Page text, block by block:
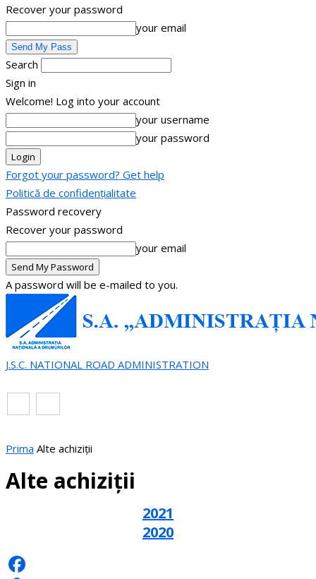
Recover your password
your email
Search
Sign in
Welcome! Log into your account
your username
your password
Forgot your password? Get help
Politică de confidențialitate
Password recovery
Recover your password
your email
A password will be e-mailed to you.
J.S.C. NATIONAL ROAD ADMINISTRATION
Prima Alte achiziții
Alte achiziții
2021
2020